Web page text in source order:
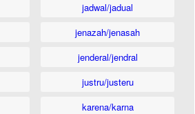
jadwal/jadual
jenazah/jenasah
jenderal/jendral
justru/justeru
karena/karna